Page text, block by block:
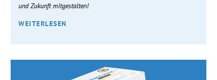
und Zukunft mitgestalten!
WEITERLESEN